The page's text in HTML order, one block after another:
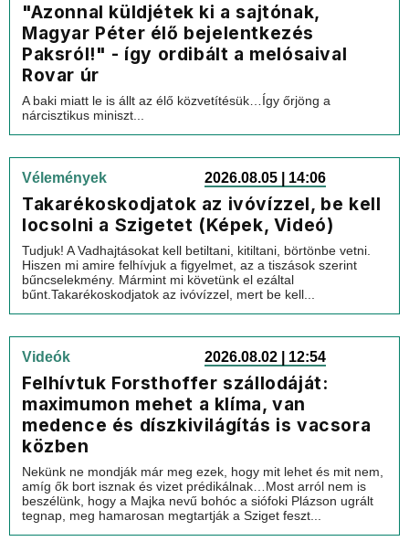
"Azonnal küldjétek ki a sajtónak,
Magyar Péter élő bejelentkezés
Paksról!" - így ordibált a melósaival
Rovar úr
A baki miatt le is állt az élő közvetítésük…Így őrjöng a
nárcisztikus miniszt...
Vélemények 2026.08.05 | 14:06
Takarékoskodjatok az ivóvízzel, be kell
locsolni a Szigetet (Képek, Videó)
Tudjuk! A Vadhajtásokat kell betiltani, kitiltani, börtönbe vetni.
Hiszen mi amire felhívjuk a figyelmet, az a tiszások szerint
bűncselekmény. Mármint mi követünk el ezáltal
bűnt.Takarékoskodjatok az ivóvízzel, mert be kell...
Videók 2026.08.02 | 12:54
Felhívtuk Forsthoffer szállodáját:
maximumon mehet a klíma, van
medence és díszkivilágítás is vacsora
közben
Nekünk ne mondják már meg ezek, hogy mit lehet és mit nem,
amíg ők bort isznak és vizet prédikálnak…Most arról nem is
beszélünk, hogy a Majka nevű bohóc a siófoki Plázson ugrált
tegnap, meg hamarosan megtartják a Sziget feszt...